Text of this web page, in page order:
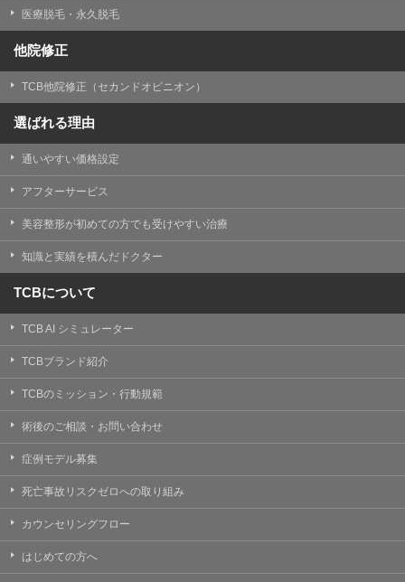
医療脱毛・永久脱毛
他院修正
TCB他院修正（セカンドオピニオン）
選ばれる理由
通いやすい価格設定
アフターサービス
美容整形が初めての方でも受けやすい治療
知識と実績を積んだドクター
TCBについて
TCB AI シミュレーター
TCBブランド紹介
TCBのミッション・行動規範
術後のご相談・お問い合わせ
症例モデル募集
死亡事故リスクゼロへの取り組み
カウンセリングフロー
はじめての方へ